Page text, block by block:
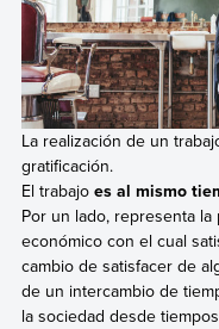
La realización de un
gratificación.
El trabajo es al mismo
Por un lado, representa
económico con el cual
cambio de satisfacer de
de un intercambio de
la sociedad desde